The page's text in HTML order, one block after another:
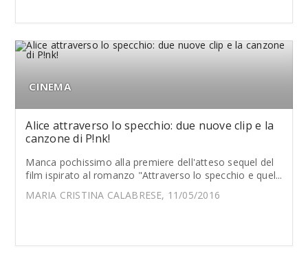
CINEMA
Alice attraverso lo specchio: due nuove clip e la
canzone di P!nk!
Manca pochissimo alla premiere dell'atteso sequel del
film ispirato al romanzo "Attraverso lo specchio e quel...
MARIA CRISTINA CALABRESE, 11/05/2016